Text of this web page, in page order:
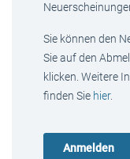
Sie können den
Sie auf den
klicken. Weitere
finden Sie hier.